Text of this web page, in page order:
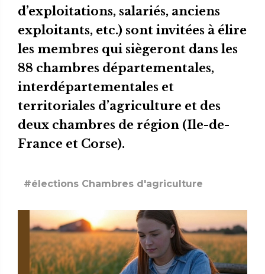
d’exploitations, salariés, anciens
exploitants, etc.) sont invitées à élire
les membres qui siègeront dans les
88 chambres départementales,
interdépartementales et
territoriales d’agriculture et des
deux chambres de région (Ile-de-
France et Corse).
#élections Chambres d'agriculture